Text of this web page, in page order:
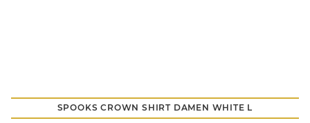
SPOOKS CROWN SHIRT DAMEN WHITE L